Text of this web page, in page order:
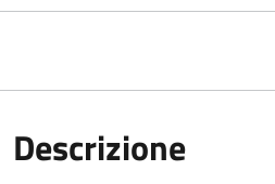
Descrizione